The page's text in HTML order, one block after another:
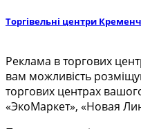
Торгівельні центри
Реклама в торгових
вам можливість
торгових центрах
«ЭкоМаркет», «Новая